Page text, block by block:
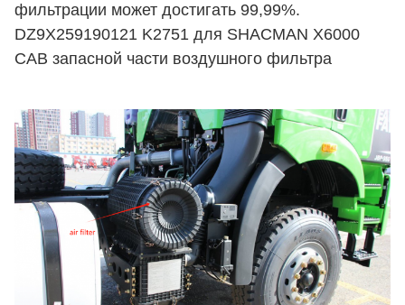
фильтрации может достигать 99,99%.
DZ9X259190121 K2751 для SHACMAN X6000
CAB запасной части воздушного фильтра